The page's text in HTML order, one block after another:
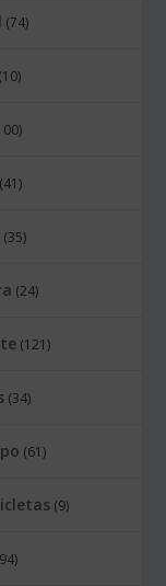
(74)
(10)
(41)
(35)
(24)
(121)
(34)
(61)
(9)